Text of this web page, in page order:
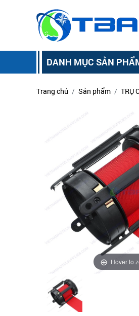
DANH MỤC SẢN
Trang chủ Sản phẩm TRỤ
Hover to